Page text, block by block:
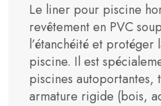
Le liner pour piscine
revêtement en PVC
l’étanchéité et protéger
piscine. Il est
piscines autoportantes,
armature rigide (bois,